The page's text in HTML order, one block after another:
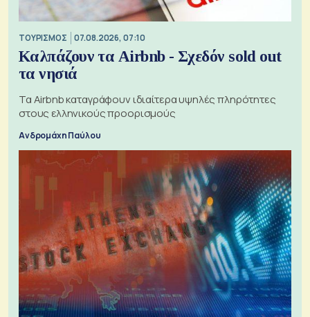
ΤΟΥΡΙΣΜΟΣ 07.08.2026, 07:10
Καλπάζουν τα Airbnb - Σχεδόν sold out
τα νησιά
Τα Airbnb καταγράφουν ιδιαίτερα υψηλές πληρότητες
στους ελληνικούς προορισμούς
Ανδρομάχη Παύλου